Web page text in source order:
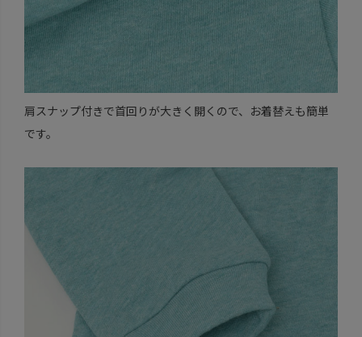
肩スナップ付きで首回りが大きく開くので、お着替えも簡単
です。